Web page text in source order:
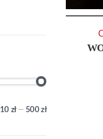
10 zł— 500 zł